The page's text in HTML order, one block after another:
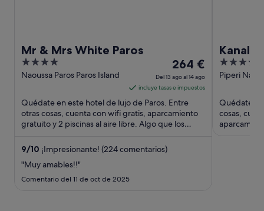
Mr & Mrs White Paros
4
out
5
Naoussa Paros Paros Island
El
precio
es
de
264 €
por
264 €
Del 13 ago al 14 ago
incluye tasas e impuestos
Quédate en este hotel de lujo de Paros. Entre
otras cosas, cuenta con wifi gratis, aparcamiento
gratuito y 2 piscinas al aire libre. Algo que los
9/10 ¡Impresionante! (224 comentarios)
"Muy amables!!"
Comentario del 11 de oct de 2025
4
out
5
Piperi
Quédate
cosas,